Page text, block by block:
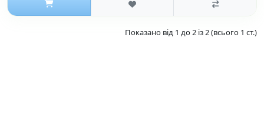
Показано від 1 до 2 із 2 (всього 1 ст.)